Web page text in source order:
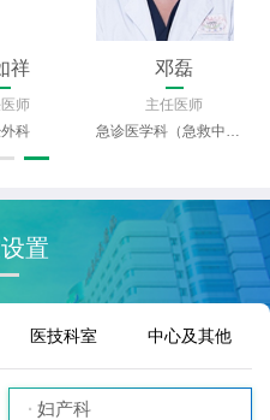
祥
师
科
邓磊
主任医师
急诊医学科（急救中心）
置
医技科室 中心及其他
妇产科